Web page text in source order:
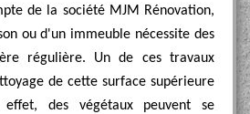
de la société MJM Rénovation,
ou d'un immeuble nécessite des
régulière. Un de ces travaux
de cette surface supérieure
des végétaux peuvent se